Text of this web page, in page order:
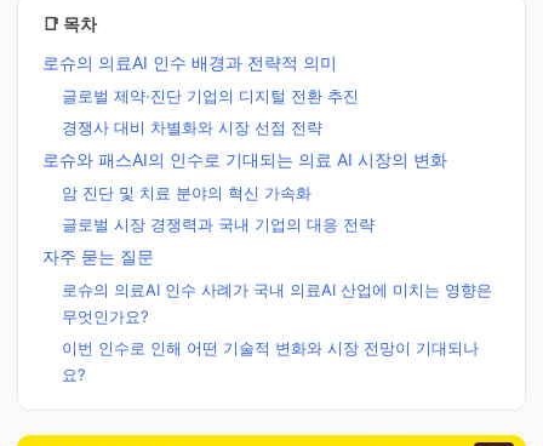
📑 목차
로슈의 의료AI 인수 배경과 전략적 의미
글로벌 제약·진단 기업의 디지털 전환 추진
경쟁사 대비 차별화와 시장 선점 전략
로슈와 패스AI의 인수로 기대되는 의료 AI 시장의 변화
암 진단 및 치료 분야의 혁신 가속화
글로벌 시장 경쟁력과 국내 기업의 대응 전략
자주 묻는 질문
로슈의 의료AI 인수 사례가 국내 의료AI 산업에 미치는 영향은
무엇인가요?
이번 인수로 인해 어떤 기술적 변화와 시장 전망이 기대되나
요?